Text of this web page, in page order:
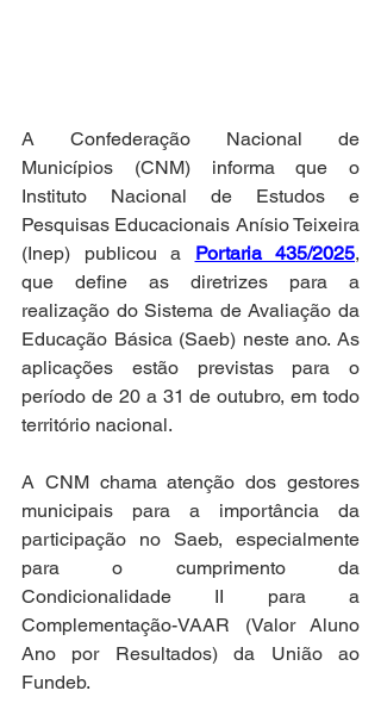
A Confederação Nacional de
Municípios (CNM) informa que o
Instituto Nacional de Estudos e
Pesquisas Educacionais Anísio Teixeira
(Inep) publicou a Portaria 435/2025,
que define as diretrizes para a
realização do Sistema de Avaliação da
Educação Básica (Saeb) neste ano. As
aplicações estão previstas para o
período de 20 a 31 de outubro, em todo
território nacional.
A CNM chama atenção dos gestores
municipais para a importância da
participação no Saeb, especialmente
para o cumprimento da
Condicionalidade II para a
Complementação-VAAR (Valor Aluno
Ano por Resultados) da União ao
Fundeb.